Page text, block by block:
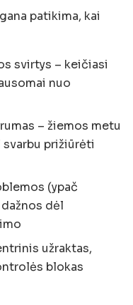
patikima, kai
svirtys – keičiasi
nuo
– žiemos metu
prižiūrėti
(ypač
dėl
užraktas,
blokas